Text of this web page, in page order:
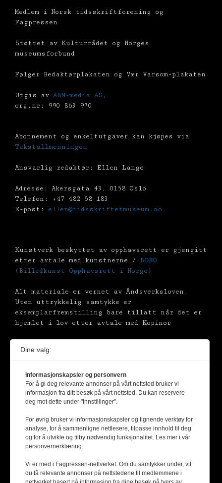
Medlem i Norsk tidsskriftforening og
Fagpressen
Støttet av Kulturrådet og Norges
museumsforbund
Følger Redaktørplakaten og Vær Varsom-plakaten
Utgis av ABM-media AS ,
org.nr: 990 863 970
Abonnement og enkeltutgaver kan kjøpes via
Tekstallmenningen
Ansvarlig redaktør: Ellen Lange
Adresse: Akersgata 43, 0158 Oslo
Telefon: +47 482 58 183
E-post: ellen@tidsskriftetmuseum.no
Kunstverk beskyttet av opphavsrett er gjengitt
etter avtale med kunstnerne / BONO
(Billedkunst Opphavsrett i Norge)
Alt materiale er vernet av Åndsverksloven.
Uten uttrykkelig samtykke er
eksemplarfremstilling bare tillatt når det er
hjemlet i lov etter avtale med Kopinor
Dine valg:
Informasjonskapsler og personvern
For å gi deg relevante annonser på vårt nettsted bruker vi
informasjon fra ditt besøk på vårt nettsted. Du kan reservere
deg mot dette under "Innstillinger".
For øvrig bruker vi informasjonskapsler og lignende verktøy for
analyse, for å sammenligne nettlesere, tilpasse innhold til deg
og for å utvikle og tilby nødvendig funksjonalitet. Les mer i vår
personvernerklæring.
Vi er med i Fagpressen-nettverket. Om du samtykker under, vil
du få relevante annonser på nettstedene til medlemmene i